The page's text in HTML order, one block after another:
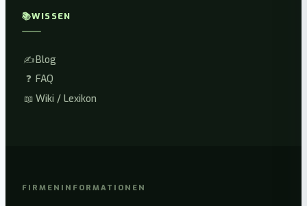
📚WISSEN
✍️Blog
❓ FAQ
📖 Wiki / Lexikon
FIRMENINFORMATIONEN